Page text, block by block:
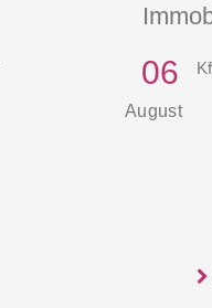
06
August